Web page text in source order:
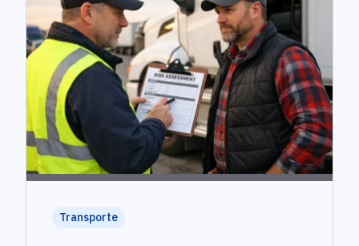
Transporte